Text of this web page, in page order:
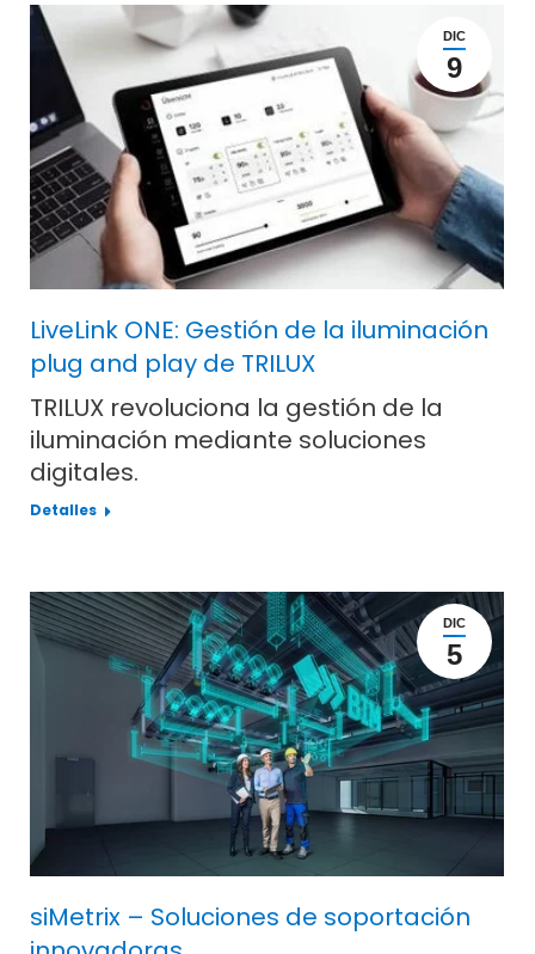
DIC
9
LiveLink ONE: Gestión de la iluminación
plug and play de TRILUX
TRILUX revoluciona la gestión de la
iluminación mediante soluciones
digitales.
Detalles
DIC
5
siMetrix – Soluciones de soportación